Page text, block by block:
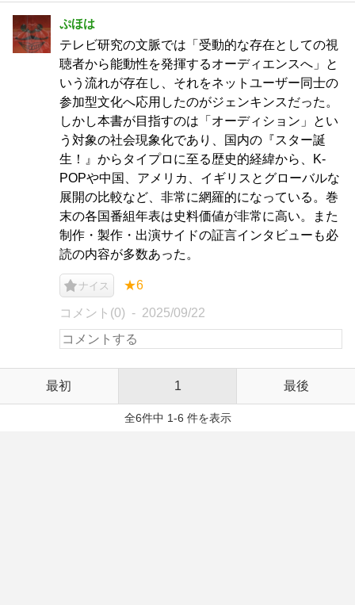
ぷほは
テレビ研究の文脈では「受動的な存在としての視
聴者から能動性を発揮するオーディエンスへ」と
いう流れが存在し、それをネットユーザー同士の
参加型文化へ応用したのがジェンキンスだった。
しかし本書が目指すのは「オーディション」とい
う対象の社会現象化であり、国内の『スター誕
生！』からタイプロに至る歴史的経緯から、K-
POPや中国、アメリカ、イギリスとグローバルな
展開の比較など、非常に網羅的になっている。巻
末の各国番組年表は史料価値が非常に高い。また
制作・製作・出演サイドの証言インタビューも必
読の内容が多数あった。
ナイス ★6
コメント(0) 2025/09/22
最初 1 最後
全6件中 1-6 件を表示